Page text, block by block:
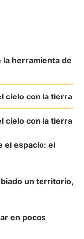
la herramienta de
cielo con la tierra
cielo con la tierra
el espacio: el
un territorio,
en pocos